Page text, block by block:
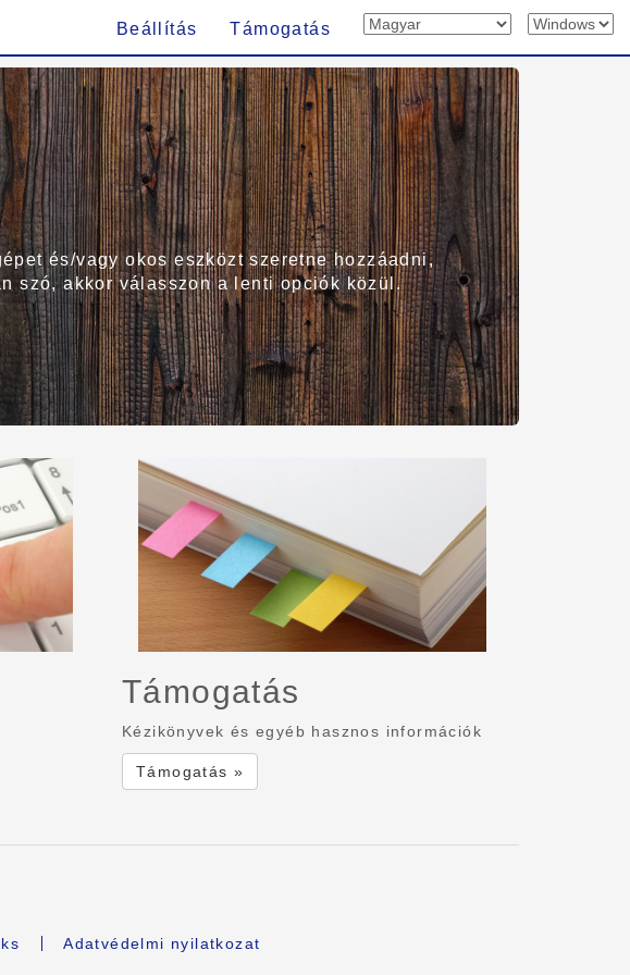
Beállítás Támogatás
és/vagy okos eszközt szeretne hozzáadni,
szó, akkor válasszon a lenti opciók közül.
Támogatás
Kézikönyvek és egyéb hasznos információk
Támogatás »
Adatvédelmi nyilatkozat